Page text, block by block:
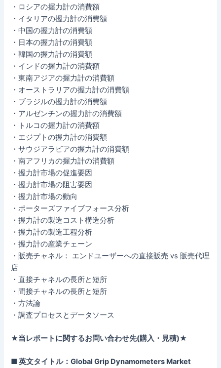
・ロシアの握力計の消費額
・イタリアの握力計の消費額
・中国の握力計の消費額
・日本の握力計の消費額
・韓国の握力計の消費額
・インドの握力計の消費額
・東南アジアの握力計の消費額
・オーストラリアの握力計の消費額
・ブラジルの握力計の消費額
・アルゼンチンの握力計の消費額
・トルコの握力計の消費額
・エジプトの握力計の消費額
・サウジアラビアの握力計の消費額
・南アフリカの握力計の消費額
・握力計市場の促進要因
・握力計市場の阻害要因
・握力計市場の動向
・ポーターズファイブフォース分析
・握力計の製造コスト構造分析
・握力計の製造工程分析
・握力計の産業チェーン
・販売チャネル： エンドユーザーへの直接販売 vs 販売代理
店
・直接チャネルの長所と短所
・間接チャネルの長所と短所
・方法論
・調査プロセスとデータソース
★当レポートに関するお問い合わせ先(購入・見積)★
■ 英文タイトル：Global Grip Dynamometers Market